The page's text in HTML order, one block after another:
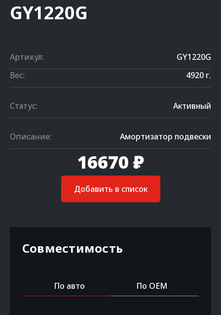
GY1220G
Артикул:
GY1220G
Вес:
4920 г.
Статус: Активный
Описание: Амортизатор подвески
16670 ₽
Добавить в список
Совместимость
По авто По OEM